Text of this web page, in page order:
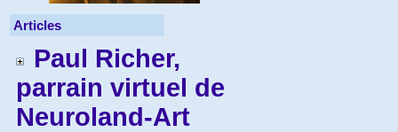
Articles
Paul Richer,
parrain virtuel de
Neuroland-Art